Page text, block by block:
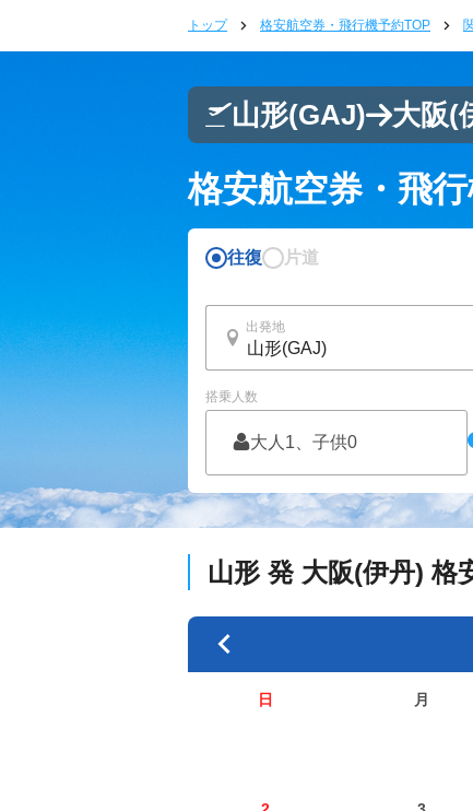
トップ 格安航空券・飛行機予約TOP
山形(GAJ) 大阪(
格安航空券・飛
往復 片道
出発地
搭乗人数
大人1、子供0
山形発 大阪(伊丹)格
日 月